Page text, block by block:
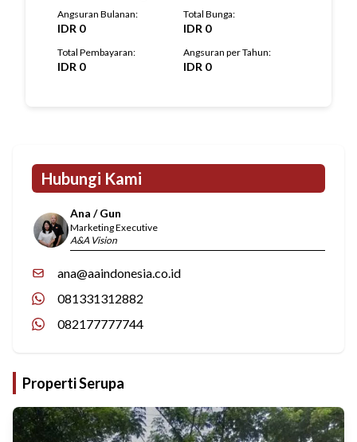
Angsuran Bulanan:
IDR 0
Total Bunga:
IDR 0
Total Pembayaran:
IDR 0
Angsuran per Tahun:
IDR 0
Hubungi Kami
Ana / Gun
Marketing Executive
A&A Vision
ana@aaindonesia.co.id
081331312882
082177777744
Properti Serupa